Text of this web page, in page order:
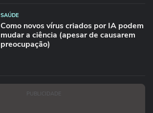
SAÚDE
Como novos vírus criados por IA podem
mudar a ciência (apesar de causarem
preocupação)
PUBLICIDADE